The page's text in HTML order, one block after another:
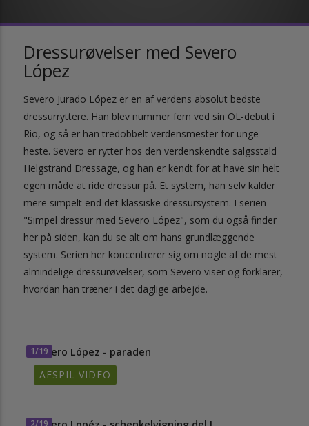
Dressurøvelser med Severo
López
Severo Jurado López er en af verdens absolut bedste
dressurryttere. Han blev nummer fem ved sin OL-debut i
Rio, og så er han tredobbelt verdensmester for unge
heste. Severo er rytter hos den verdenskendte salgsstald
Helgstrand Dressage, og han er kendt for at have sin helt
egen måde at ride dressur på. Et system, han selv kalder
mere simpelt end det klassiske dressursystem. I serien
"Simpel dressur med Severo López", som du også finder
her på siden, kan du se alt om hans grundlæggende
system. Serien her koncentrerer sig om nogle af de mest
almindelige dressurøvelser, som Severo viser og forklarer,
hvordan han træner i det daglige arbejde.
1/19
Severo López - paraden
AFSPIL VIDEO